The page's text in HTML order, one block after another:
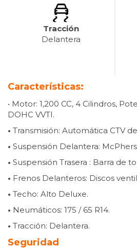
Tracción
Delantera
Características:
• Motor: 1,200 CC, 4 Cilindros,
DOHC VVTI.
• Transmisión: Automática CTV
• Suspensión Delantera:
• Suspensión Trasera : Barra de
• Frenos Delanteros: Discos
• Techo: Alto Deluxe.
• Neumáticos: 175 / 65 R14.
• Tracción: Delantera.
Seguridad